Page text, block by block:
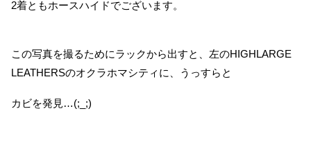
2着ともホースハイドでございます。
この写真を撮るためにラックから出すと、左のHIGHLARGE
LEATHERSのオクラホマシティに、うっすらと
カビを発見…(;_;)